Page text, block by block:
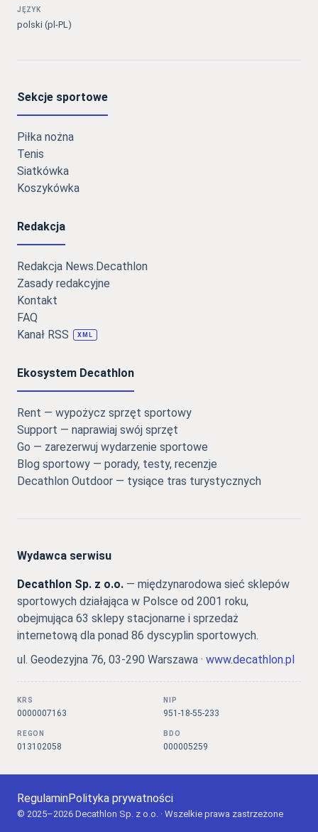
JĘZYK
polski (pl-PL)
Sekcje sportowe
Piłka nożna
Tenis
Siatkówka
Koszykówka
Redakcja
Redakcja News.Decathlon
Zasady redakcyjne
Kontakt
FAQ
Kanał RSS
XML
Ekosystem Decathlon
Rent — wypożycz sprzęt sportowy
Support — naprawiaj swój sprzęt
Go — zarezerwuj wydarzenie sportowe
Blog sportowy — porady, testy, recenzje
Decathlon Outdoor — tysiące tras turystycznych
Wydawca serwisu
Decathlon Sp. z o.o. — międzynarodowa sieć sklepów
sportowych działająca w Polsce od 2001 roku,
obejmująca 63 sklepy stacjonarne i sprzedaż
internetową dla ponad 86 dyscyplin sportowych.
ul. Geodezyjna 76, 03-290 Warszawa · www.decathlon.pl
KRS
0000007163
NIP
951-18-55-233
REGON
013102058
BDO
000005259
RegulaminPolityka prywatności
© 2025–2026 Decathlon Sp. z o.o. · Wszelkie prawa zastrzeżone